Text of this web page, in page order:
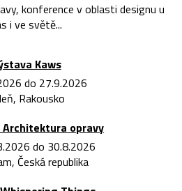
konference v oblasti designu u
i ve světě...
Kaws
do 27.9.2026
Rakousko
opravy
do 30.8.2026
Česká republika